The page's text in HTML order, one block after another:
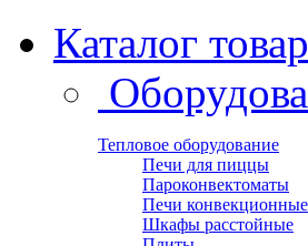
Каталог
Тепловое оборудование
Печи для пиццы
Пароконвектоматы
Печи конвекционные
Шкафы расстойные